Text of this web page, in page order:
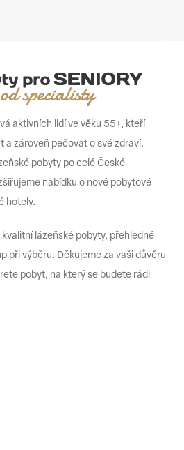
aktivních lidí ve věku 55+, kteří
zároveň pečovat o své zdraví.
pobyty po celé České
nabídku o nové pobytové
hotely.
lázeňské pobyty, přehledné
při výběru. Děkujeme za vaši důvěru
pobyt, na který se budete rádi